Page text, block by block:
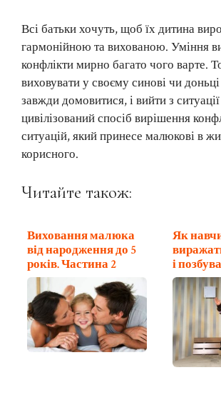
Всі батьки хочуть, щоб їх дитина
гармонійною та вихованою. Уміння
конфлікти мирно багато чого варте.
виховувати у своєму синові чи
завжди домовитися, і вийти з
цивілізований спосіб вирішення
ситуацій, який принесе малюкові в
корисного.
Читайте також:
Виховання малюка
від народження до 5
років. Частина 2
Як
і